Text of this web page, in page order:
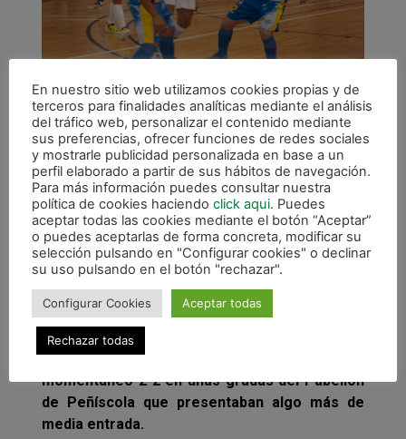
Pese al revés inicial, en el primer minuto, los
castellonenses templaron sus nervios y el
encuentro se igualó en juego y ocasiones.
Antes de la marcha de los protagonistas a
vestuarios, una gran jugada navarra sirvió
para que Dani Saldise anotara el segundo
visitante a falta de seis segundos.
Tras la reanudación, Magna pudo marcar el 0-3
pero una prodigiosa mano de Iker ante Rafa
Usín salvó el gol cantado. Las oportunidades
fueron entonces de los locales hasta que Iván
Rumbo, en un minuto, logró situar el
momentáneo 2-2 en unas gradas del Pabellón
de Peñíscola que presentaban algo más de
media entrada.
En nuestro sitio web utilizamos cookies propias y de
terceros para finalidades analíticas mediante el análisis
del tráfico web, personalizar el contenido mediante
sus preferencias, ofrecer funciones de redes sociales
y mostrarle publicidad personalizada en base a un
perfil elaborado a partir de sus hábitos de navegación.
Para más información puedes consultar nuestra
política de cookies haciendo click aqui. Puedes
aceptar todas las cookies mediante el botón “Aceptar”
o puedes aceptarlas de forma concreta, modificar su
selección pulsando en "Configurar cookies" o declinar
su uso pulsando en el botón "rechazar".
Configurar Cookies Aceptar todas
Rechazar todas